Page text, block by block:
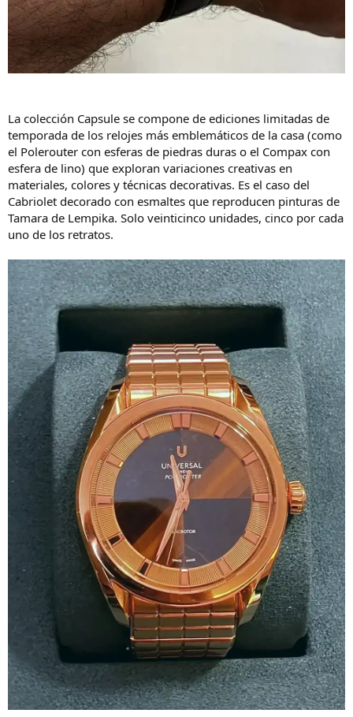
La colección Capsule se compone de ediciones limitadas de
temporada de los relojes más emblemáticos de la casa (como
el Polerouter con esferas de piedras duras o el Compax con
esfera de lino) que exploran variaciones creativas en
materiales, colores y técnicas decorativas. Es el caso del
Cabriolet decorado con esmaltes que reproducen pinturas de
Tamara de Lempika. Solo veinticinco unidades, cinco por cada
uno de los retratos.